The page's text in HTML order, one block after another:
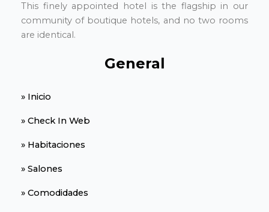
This finely appointed hotel is the flagship in our
community of boutique hotels, and no two rooms
are identical.
General
» Inicio
» Check In Web
» Habitaciones
» Salones
» Comodidades